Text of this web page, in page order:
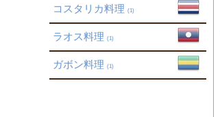
コスタリカ料理 (1)
ラオス料理 (1)
ガボン料理 (1)